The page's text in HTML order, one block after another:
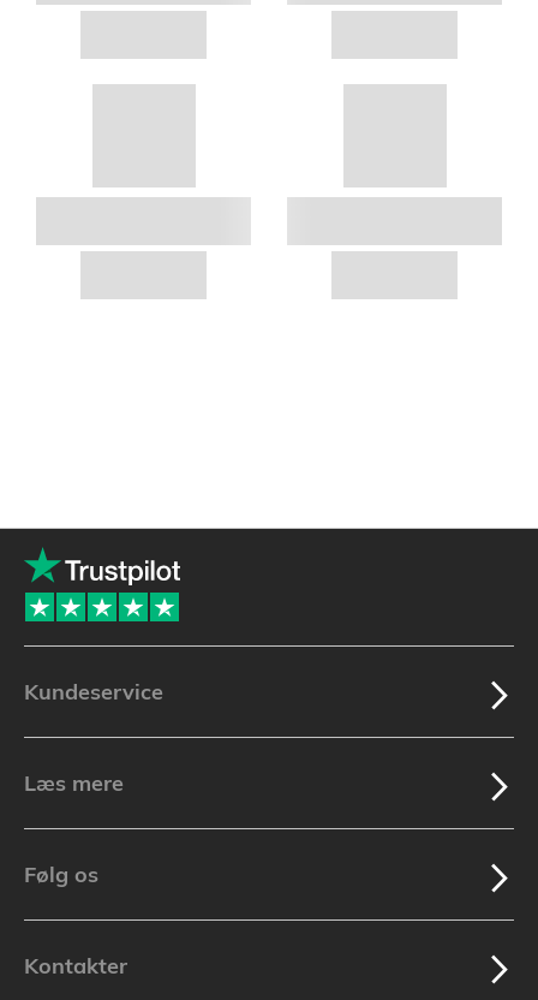
Kundeservice
Læs mere
Følg os
Kontakter